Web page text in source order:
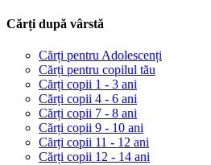
Cărți după vârstă
Cărți pentru Adolescenți
Cărți pentru copilul tău
Cărți copii 1 - 3 ani
Cărți copii 4 - 6 ani
Cărți copii 7 - 8 ani
Cărți copii 9 - 10 ani
Cărți copii 11 - 12 ani
Cărți copii 12 - 14 ani